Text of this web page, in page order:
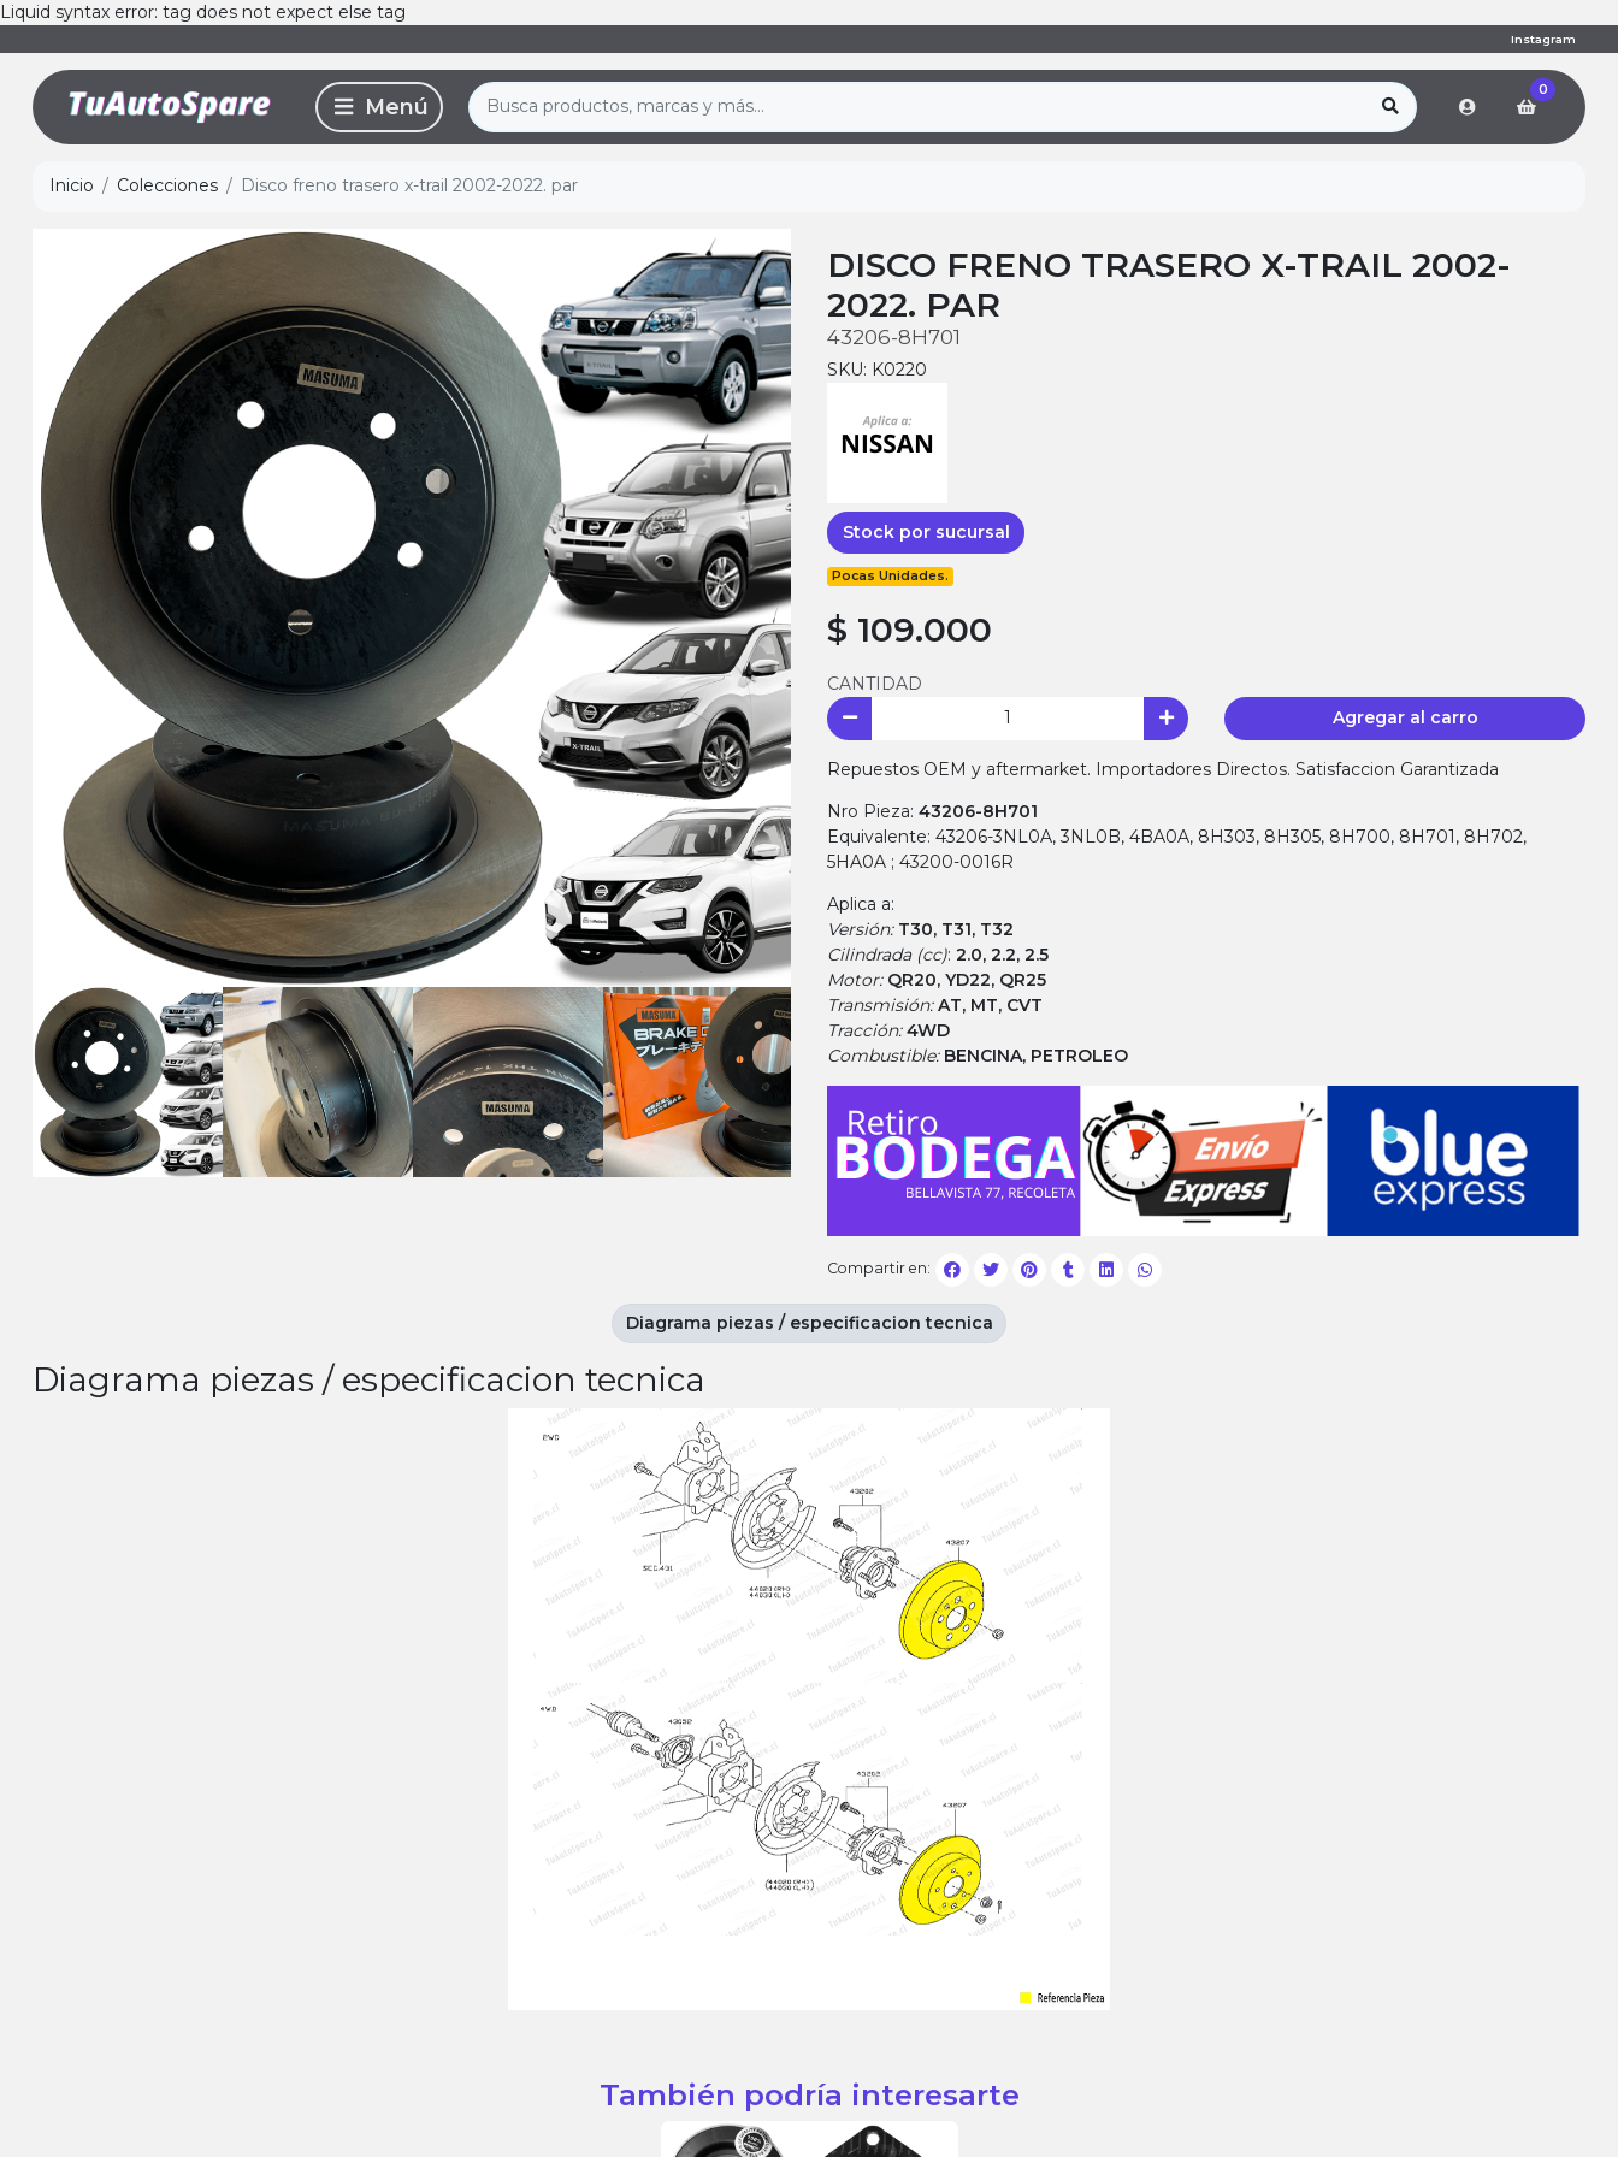
Liquid syntax error: tag does not expect else tag
Instagram
0
Inicio Colecciones Disco freno trasero x-trail 2002-2022. par
DISCO FRENO TRASERO X-TRAIL 2002-
2022. PAR
43206-8H701
SKU: K0220
Stock por sucursal
Pocas Unidades.
$ 109.000
CANTIDAD
Agregar al carro
Repuestos OEM y aftermarket. Importadores Directos. Satisfaccion Garantizada
Nro Pieza: 43206-8H701
Equivalente: 43206-3NL0A, 3NL0B, 4BA0A, 8H303, 8H305, 8H700, 8H701, 8H702,
5HA0A ; 43200-0016R
Aplica a:
Versión: T30, T31, T32
Cilindrada (cc): 2.0, 2.2, 2.5
Motor: QR20, YD22, QR25
Transmisión:AT, MT, CVT
Tracción:4WD
Combustible: BENCINA, PETROLEO
Compartir en:
Diagrama piezas / especificacion tecnica
Diagrama piezas / especificacion tecnica
También podría interesarte